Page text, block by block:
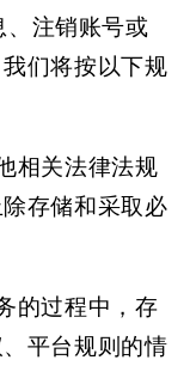
、注销账号或
们将按以下规
相关法律法规
存储和采取必
的过程中，存
平台规则的情